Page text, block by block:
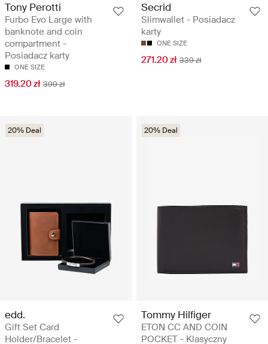
Tony Perotti
Furbo Evo Large with
banknote and coin
compartment -
Posiadacz karty
ONE SIZE
319.20 zł 399 zł
Secrid
Slimwallet - Posiadacz
karty
ONE SIZE
271.20 zł 339 zł
20% Deal
edd.
Gift Set Card
Holder/Bracelet -
20% Deal
Tommy Hilfiger
ETON CC AND COIN
POCKET - Klasyczny